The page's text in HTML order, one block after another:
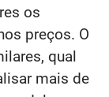
os
preços. O
qual
mais de